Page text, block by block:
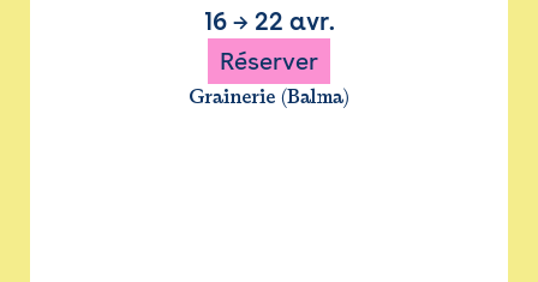
16→ 22 avr.
Réserver
Grainerie (Balma)